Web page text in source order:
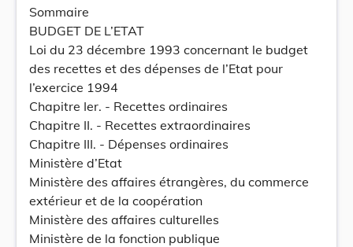
Sommaire
BUDGET DE L’ETAT
Loi du 23 décembre 1993 concernant le budget
des recettes et des dépenses de l’Etat pour
l’exercice 1994
Chapitre Ier. - Recettes ordinaires
Chapitre II. - Recettes extraordinaires
Chapitre III. - Dépenses ordinaires
Ministère d’Etat
Ministère des affaires étrangères, du commerce
extérieur et de la coopération
Ministère des affaires culturelles
Ministère de la fonction publique